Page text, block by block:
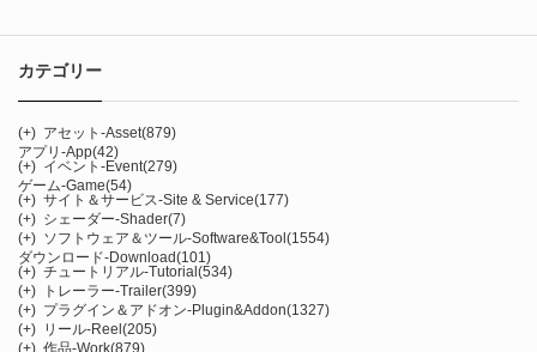
カテゴリー
(+) アセット-Asset(879)
アプリ-App(42)
(+) イベント-Event(279)
ゲーム-Game(54)
(+) サイト＆サービス-Site & Service(177)
(+) シェーダー-Shader(7)
(+) ソフトウェア＆ツール-Software&Tool(1554)
ダウンロード-Download(101)
(+) チュートリアル-Tutorial(534)
(+)
トレーラー-Trailer(399)
(+) プラグイン＆アドオン-Plugin&Addon(1327)
(+) リール-Reel(205)
(+) 作品-Work(879)